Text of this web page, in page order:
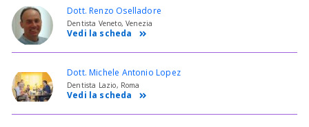
Dott. Renzo Oselladore
Dentista Veneto, Venezia
Vedi la scheda
Dott. Michele Antonio Lopez
Dentista Lazio, Roma
Vedi la scheda